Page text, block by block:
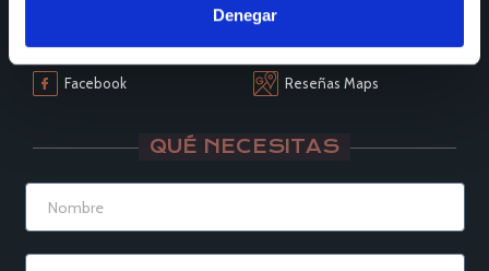
Denegar
Facebook Reseñas Maps
QUÉ NECESITAS